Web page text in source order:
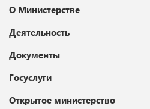
О Министерстве
Деятельность
Документы
Госуслуги
Открытое министерство